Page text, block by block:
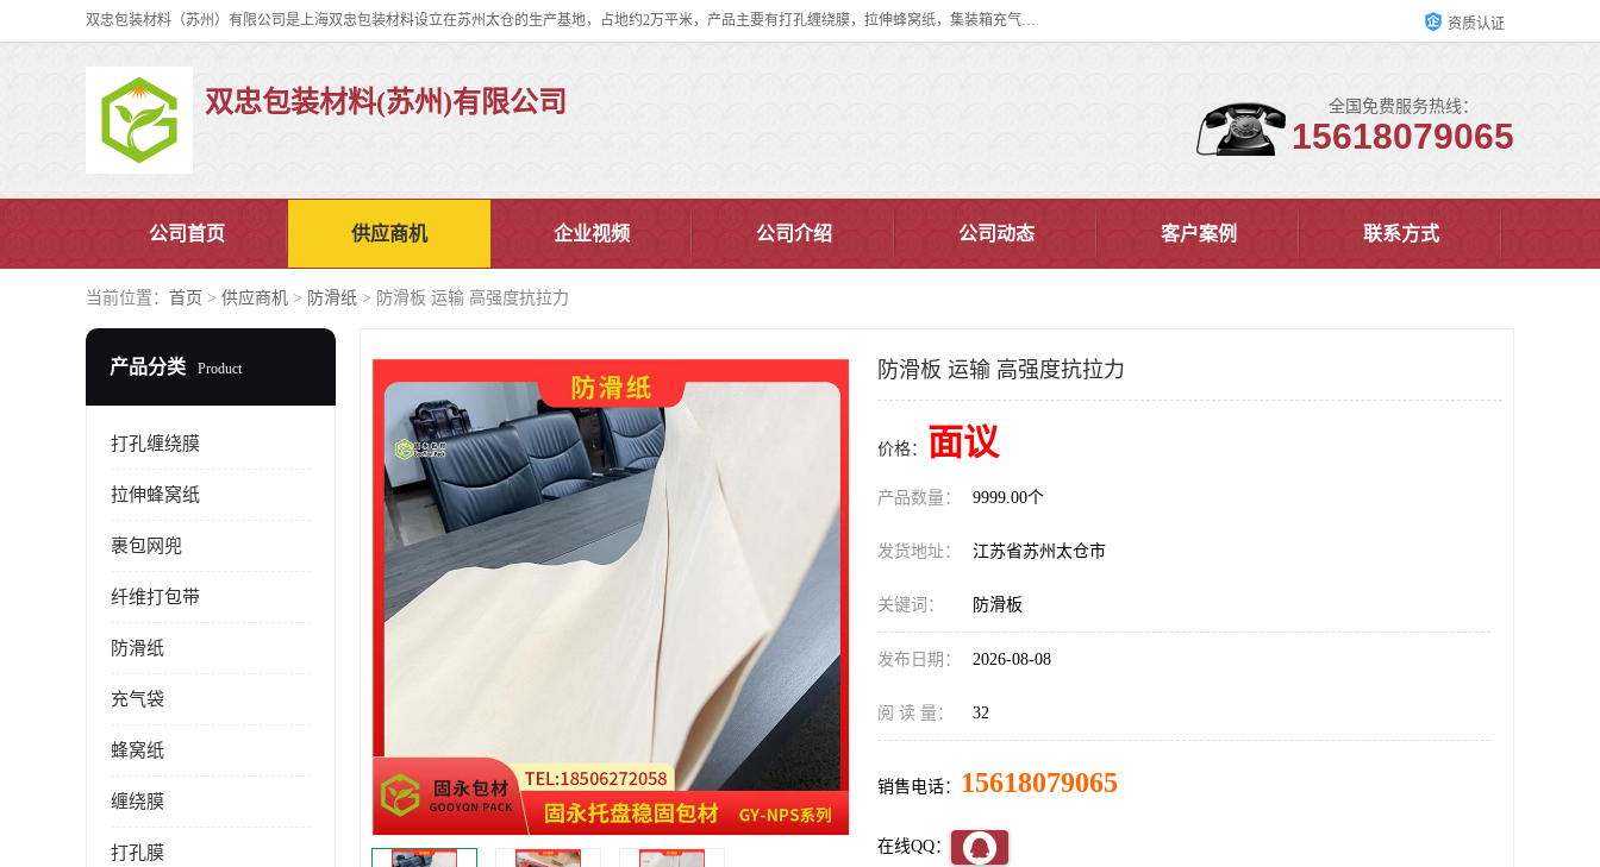
双忠包装材料（苏州）有限公司是上海双忠包装材料设立在苏州太仓的生产基地，占地约2万平米，产品主要有打孔缠绕膜，拉伸蜂窝纸，集装箱充气袋，滑托板，打包带，裹包网兜，防滑纸等箱体和托盘的运输和保护性包材。固永包材®，GooYon Pack®，是我们保护性包装材料的专属品牌。 资质认证
双忠包装材料(苏州)有限公司 全国免费服务热线：
15618079065
公司首页 供应商机 企业视频 公司介绍 公司动态 客户案例 联系方式
当前位置： 首页 > 供应商机 > 防滑纸 > 防滑板 运输 高强度抗拉力
产品分类 Product
打孔缠绕膜
拉伸蜂窝纸
裹包网兜
纤维打包带
防滑纸
充气袋
蜂窝纸
缠绕膜
打孔膜
防滑板 运输 高强度抗拉力
价格： 面议
产品数量： 9999.00个
发货地址： 江苏省苏州太仓市
关键词： 防滑板
发布日期： 2026-08-08
阅 读 量： 32
销售电话： 15618079065
在线QQ：